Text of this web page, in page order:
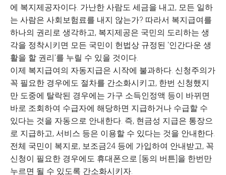
에 복지제공자이다. 가난한 사람도 세금을 내고, 모든 일하
는 사람은 사회보험료를 내지 않는가? 따라서 복지급여를
하나의 권리로 생각하고, 복지제공은 국민의 도리하는 생
각을 정착시키면 모든 국민이 헌법상 규정된 '인간다운 생
활을 할 권리'를 누릴 수 있을 것이다.
이제 복지급여의 자동지급은 시작에 불과하다. 신청주의가
꼭 필요한 경우에도 절차를 간소화시키고, 한번 신청했지
만 도중에 탈락된 경우에는 가구 소득인정액 등이 바뀌면
바로 조회하여 수급자에 해당하면 지급하거나 수급할 수
있다는 것을 자동으로 안내한다. 즉, 현금성 지급은 통장으
로 지급하고, 서비스 등은 이용할 수 있다는 것을 안내한다.
전체 국민이 복지로, 보조금24 등에 가입하여 안내받고, 꼭
신청이 필요한 경우에도 휴대폰으로 [동의 버튼]을 한번만
누르면 될 수 있도록 간소화시키자.